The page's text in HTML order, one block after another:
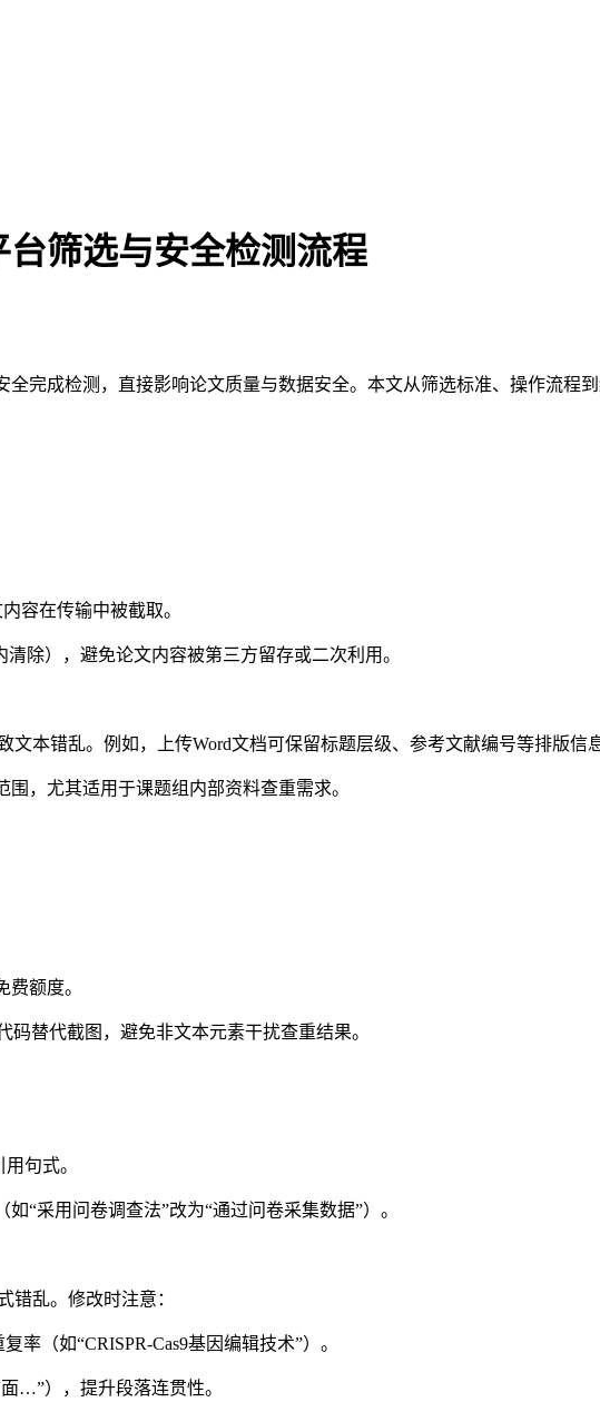
筛选与安全检测流程
完成检测，直接影响论文质量与数据安全。本文从筛选标准、操作流程
容在传输中被截取。
除），避免论文内容被第三方留存或二次利用。
本错乱。例如，上传Word文档可保留标题层级、参考文献编号等排版信
，尤其适用于课题组内部资料查重需求。
额度。
替代截图，避免非文本元素干扰查重结果。
句式。
“采用问卷调查法”改为“通过问卷采集数据”）。
错乱。修改时注意：
率（如“CRISPR-Cas9基因编辑技术”）。
…”），提升段落连贯性。